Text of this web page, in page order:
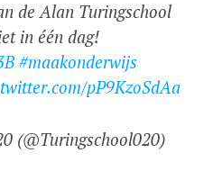
de Alan Turingschool
in één dag!
#maakonderwijs
pP9KzoSdAa
(@Turingschool020)